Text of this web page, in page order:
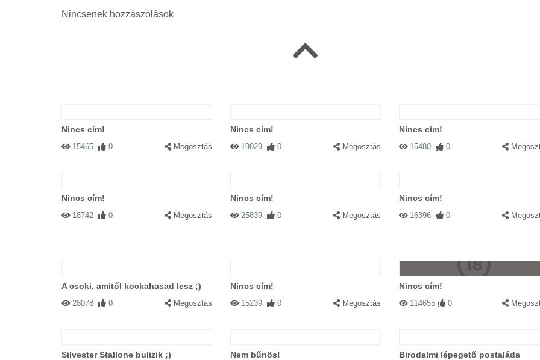
Nincsenek hozzászólások
Nincs cím!
15465 0 Megosztás
Nincs cím!
19029 0 Megosztás
Nincs cím!
15480 0
Nincs cím!
18742 0 Megosztás
Nincs cím!
25839 0 Megosztás
Nincs cím!
16396 0
A csoki, amitől kockahasad lesz ;)
28078 0 Megosztás
Nincs cím!
15239 0 Megosztás
Nincs cím!
114655 0
Silvester Stallone bulizik ;) Nem bűnös! Birodalmi lépegető postaláda